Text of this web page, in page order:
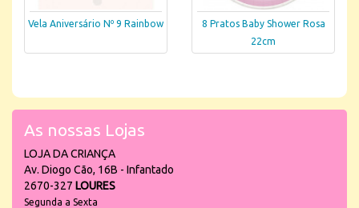
Vela Aniversário Nº 9 Rainbow
8 Pratos Baby Shower Rosa
22cm
As nossas Lojas
LOJA DA CRIANÇA
Av. Diogo Cão, 16B - Infantado
2670-327 LOURES
Segunda a Sexta